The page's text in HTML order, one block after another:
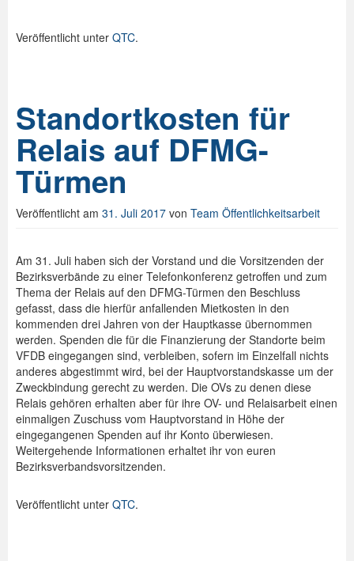
Veröffentlicht unter QTC.
Standortkosten für
Relais auf DFMG-
Türmen
Veröffentlicht am 31. Juli 2017 von Team Öffentlichkeitsarbeit
Am 31. Juli haben sich der Vorstand und die Vorsitzenden der
Bezirksverbände zu einer Telefonkonferenz getroffen und zum
Thema der Relais auf den DFMG-Türmen den Beschluss
gefasst, dass die hierfür anfallenden Mietkosten in den
kommenden drei Jahren von der Hauptkasse übernommen
werden. Spenden die für die Finanzierung der Standorte beim
VFDB eingegangen sind, verbleiben, sofern im Einzelfall nichts
anderes abgestimmt wird, bei der Hauptvorstandskasse um der
Zweckbindung gerecht zu werden. Die OVs zu denen diese
Relais gehören erhalten aber für ihre OV- und Relaisarbeit einen
einmaligen Zuschuss vom Hauptvorstand in Höhe der
eingegangenen Spenden auf ihr Konto überwiesen.
Weitergehende Informationen erhaltet ihr von euren
Bezirksverbandsvorsitzenden.
Veröffentlicht unter QTC.